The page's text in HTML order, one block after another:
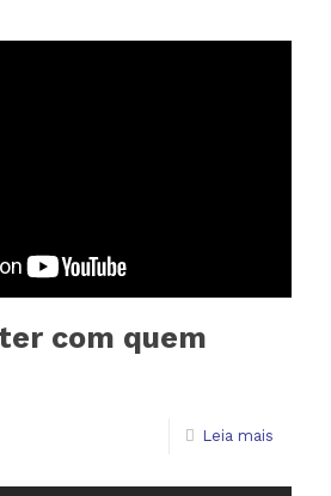
com quem
Leia mais